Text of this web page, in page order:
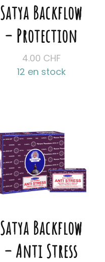
Satya Backflow
– Protection
4.00 CHF
12 en stock
Satya Backflow
– Anti Stress